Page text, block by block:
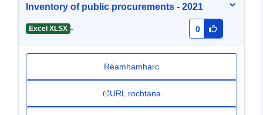
Inventory of public procurements - 2021
Excel XLSX - 0
Réamhamharc
URL rochtana